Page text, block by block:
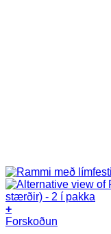
+
This
Forskoðun